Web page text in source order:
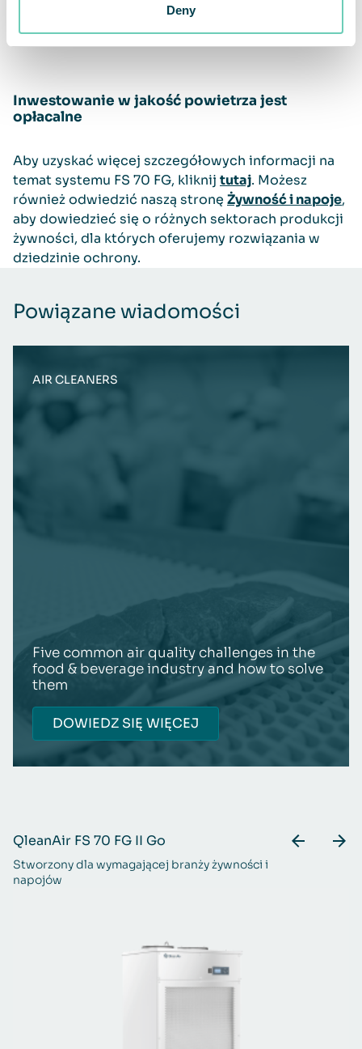
Deny
harmonogram rutynowych prac serwisowych,
Inwestowanie w jakość powietrza jest
opłacalne
Aby uzyskać więcej szczegółowych informacji na
temat systemu FS 70 FG, kliknij tutaj. Możesz
również odwiedzić naszą stronę Żywność i napoje,
aby dowiedzieć się o różnych sektorach produkcji
żywności, dla których oferujemy rozwiązania w
dziedzinie ochrony.
Powiązane wiadomości
AIR CLEANERS
Five common air quality challenges in the
food & beverage industry and how to solve
them
DOWIEDZ SIĘ WIĘCEJ
QleanAir FS 70 FG II Go
Stworzony dla wymagającej branży żywności i
napojów